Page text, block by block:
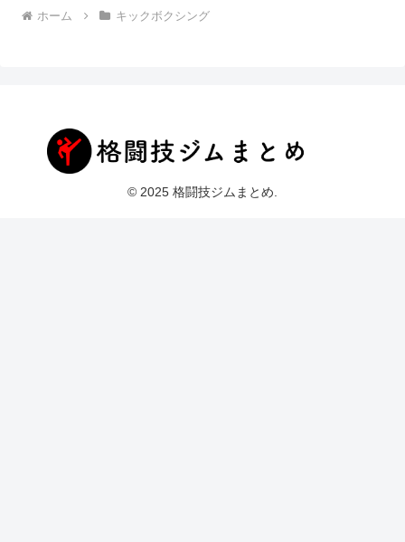
ホーム キックボクシング
© 2025 格闘技ジムまとめ.